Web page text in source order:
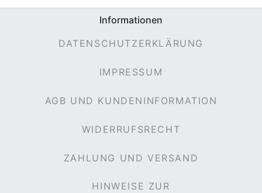
Informationen
DATENSCHUTZERKLÄRUNG
IMPRESSUM
AGB UND KUNDENINFORMATION
WIDERRUFSRECHT
ZAHLUNG UND VERSAND
HINWEISE ZUR